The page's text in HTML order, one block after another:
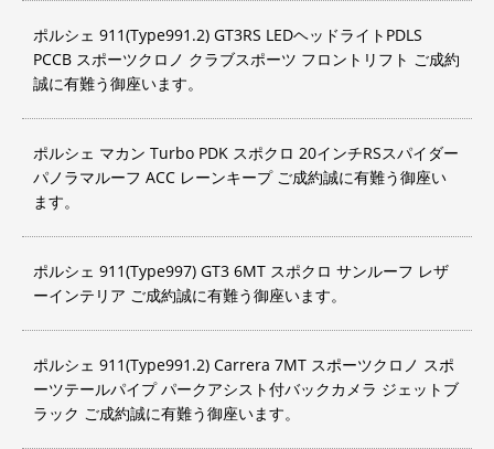
ポルシェ 911(Type991.2) GT3RS LEDヘッドライトPDLS
PCCB スポーツクロノ クラブスポーツ フロントリフト ご成約
誠に有難う御座います。
ポルシェ マカン Turbo PDK スポクロ 20インチRSスパイダー
パノラマルーフ ACC レーンキープ ご成約誠に有難う御座い
ます。
ポルシェ 911(Type997) GT3 6MT スポクロ サンルーフ レザ
ーインテリア ご成約誠に有難う御座います。
ポルシェ 911(Type991.2) Carrera 7MT スポーツクロノ スポ
ーツテールパイプ パークアシスト付バックカメラ ジェットブ
ラック ご成約誠に有難う御座います。